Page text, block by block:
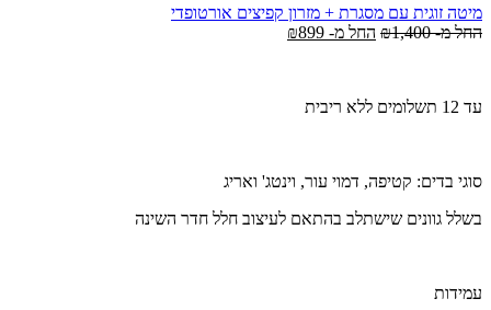
was:
₪2,685.
is:
₪1,790.
מיטה זוגית עם מסגרת + מזרון קפיצים אורטופדי
החל מ-
₪1,400 החל מ- ₪899
עד 12 תשלומים ללא ריבית
סוגי בדים: קטיפה, דמוי עור, וינטג' ואריג
בשלל גוונים שישתלב בהתאם לעיצוב חלל חדר השינה
עמידות